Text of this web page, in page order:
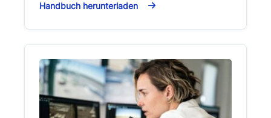
Handbuch herunterladen